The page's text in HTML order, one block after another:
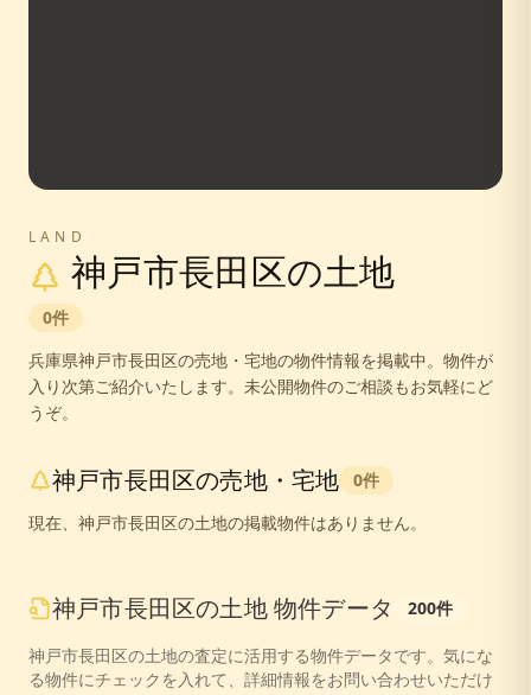
LAND
神戸市長田区の土地
0件
兵庫県神戸市長田区の売地・宅地の物件情報を掲載中。 物件が
入り次第ご紹介いたします。未公開物件のご相談もお気軽にど
うぞ。
神戸市長田区の売地・宅地 0件
現在、 神戸市長田区の土地の掲載物件はありません。
神戸市長田区の土地物件データ 200件
神戸市長田区の土地の査定に活用する物件データです。気にな
る物件にチェックを入れて、詳細情報をお問い合わせいただけ